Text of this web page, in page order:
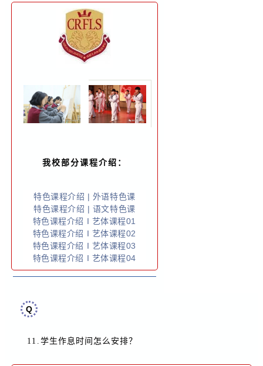
我校部分课程介绍：
特色课程介绍 | 外语特色课
特色课程介绍 | 语文特色课
特色课程介绍 I 艺体课程01
特色课程介绍 I 艺体课程02
特色课程介绍 I 艺体课程03
特色课程介绍 I 艺体课程04
Q
11. 学生作息时间怎么安排？